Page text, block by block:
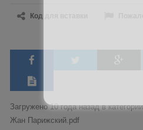
Код для вставки
Загружено 10 года назад в
Жан Парижский.pdf